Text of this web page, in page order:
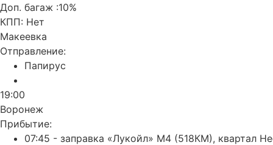
Доп. багаж :10%
КПП: Нет
Макеевка
Отправление:
Папирус
19:00
Воронеж
Прибытие:
07:45 - заправка «Лукойл» М4 (518КМ), квартал